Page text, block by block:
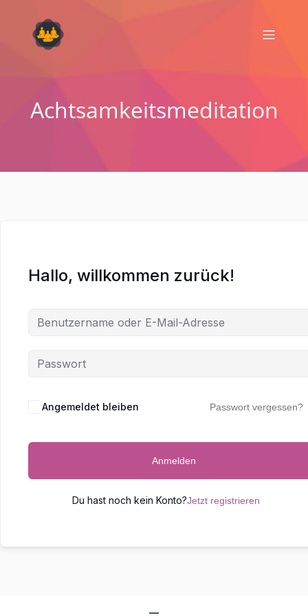
Achtsamkeitsmeditation
Hallo, willkommen zurück!
Angemeldet bleiben Passwort vergessen?
Anmelden
Du hast noch kein Konto?Jetzt registrieren